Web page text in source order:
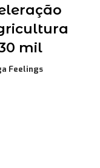
mil
Feelings